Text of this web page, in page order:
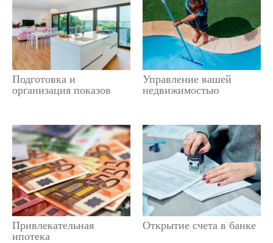
Подготовка и
организация показов
Управление вашей
недвижимостью
Привлекательная
ипотека
Открытие счета в банке